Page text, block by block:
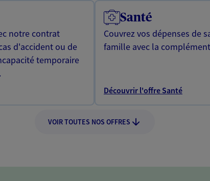
notre contrat
d'accident ou de
temporaire
Santé
Couvrez vos dépenses de
famille avec la
Découvrir l'offre Santé
VOIR TOUTES NOS OFFRES